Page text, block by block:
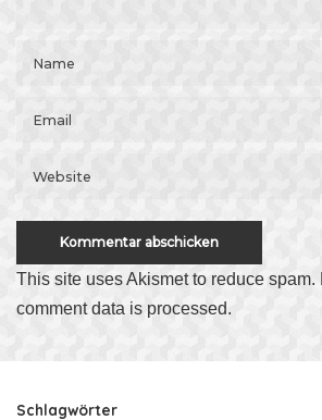
This site uses Akismet to reduce spam.
comment data is processed.
Schlagwörter